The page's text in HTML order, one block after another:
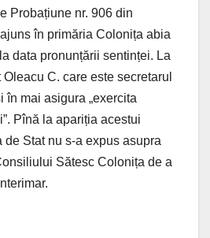
Probațiune nr. 906 din
în primăria Colonița abia
data pronunțării sentinței. La
C. care este secretarul
mai asigura „exercita
Pînă la apariția acestui
Stat nu s-a expus asupra
Sătesc Colonița de a